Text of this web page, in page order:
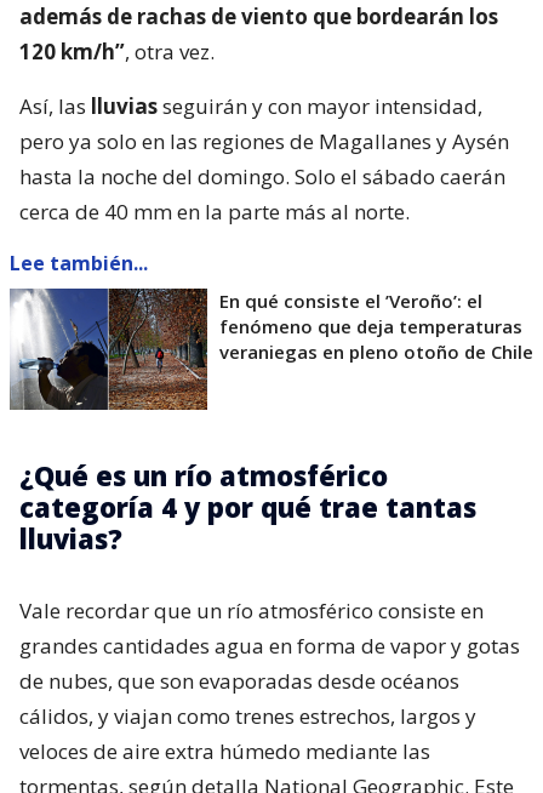
además de rachas de viento que bordearán los
120 km/h”, otra vez.
Así, las lluviasseguirán y con mayor intensidad,
pero ya solo en las regiones de Magallanes y Aysén
hasta la noche del domingo. Solo el sábado caerán
cerca de 40 mm en la parte más al norte.
Lee también...
En qué consiste el ’Veroño’: el
fenómeno que deja temperaturas
veraniegas en pleno otoño de Chile
¿Qué es un río atmosférico
categoría 4 y por qué trae tantas
lluvias?
Vale recordar que un río atmosférico consiste en
grandes cantidades agua en forma de vapor y gotas
de nubes, que son evaporadas desde océanos
cálidos, y viajan como trenes estrechos, largos y
veloces de aire extra húmedo mediante las
tormentas, según detalla National Geographic. Este